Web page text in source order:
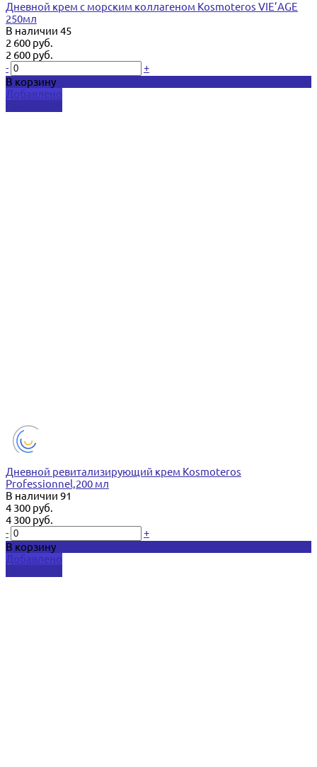
Дневной крем с морским коллагеном Kosmoteros VIE’AGE
250мл
В наличии 45
2 600 руб.
2 600 руб.
-
+
В корзину
Добавлено
Дневной ревитализирующий крем Kosmoteros
Professionnel,200 мл
В наличии 91
4 300 руб.
4 300 руб.
-
+
В корзину
Добавлено